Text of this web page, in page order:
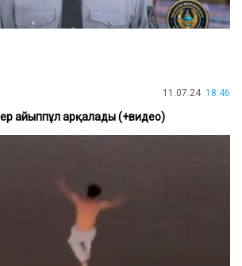
11.07.24 18:46
айыппұл арқалады (+видео)